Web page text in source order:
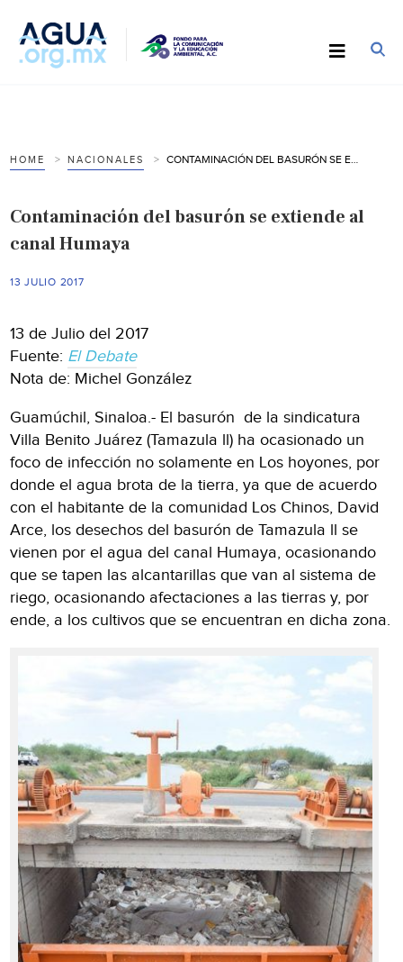
HOME NACIONALES
Contaminación del basurón se extiende al
canal Humaya
13 JULIO 2017
13 de Julio del 2017
Fuente: El Debate
Nota de: Michel González
Guamúchil, Sinaloa.- El basurón de la sindicatura
Villa Benito Juárez (Tamazula ll) ha ocasionado un
foco de infección no solamente en Los hoyones, por
donde el agua brota de la tierra, ya que de acuerdo
con el habitante de la comunidad Los Chinos, David
Arce, los desechos del basurón de Tamazula ll se
vienen por el agua del canal Humaya, ocasionando
que se tapen las alcantarillas que van al sistema de
riego, ocasionando afectaciones a las tierras y, por
ende, a los cultivos que se encuentran en dicha zona.